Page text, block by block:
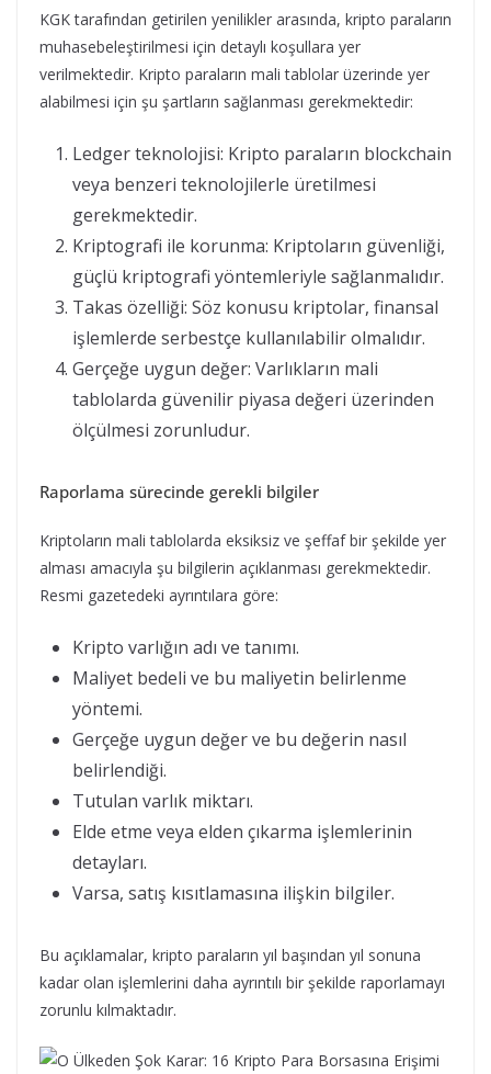
KGK tarafından getirilen yenilikler arasında, kripto paraların
muhasebeleştirilmesi için detaylı koşullara yer
verilmektedir. Kripto paraların mali tablolar üzerinde yer
alabilmesi için şu şartların sağlanması gerekmektedir:
Ledger teknolojisi: Kripto paraların blockchain
veya benzeri teknolojilerle üretilmesi
gerekmektedir.
Kriptografi ile korunma: Kriptoların güvenliği,
güçlü kriptografi yöntemleriyle sağlanmalıdır.
Takas özelliği: Söz konusu kriptolar, finansal
işlemlerde serbestçe kullanılabilir olmalıdır.
Gerçeğe uygun değer: Varlıkların mali
tablolarda güvenilir piyasa değeri üzerinden
ölçülmesi zorunludur.
Raporlama sürecinde gerekli bilgiler
Kriptoların mali tablolarda eksiksiz ve şeffaf bir şekilde yer
alması amacıyla şu bilgilerin açıklanması gerekmektedir.
Resmi gazetedeki ayrıntılara göre:
Kripto varlığın adı ve tanımı.
Maliyet bedeli ve bu maliyetin belirlenme
yöntemi.
Gerçeğe uygun değer ve bu değerin nasıl
belirlendiği.
Tutulan varlık miktarı.
Elde etme veya elden çıkarma işlemlerinin
detayları.
Varsa, satış kısıtlamasına ilişkin bilgiler.
Bu açıklamalar, kripto paraların yıl başından yıl sonuna
kadar olan işlemlerini daha ayrıntılı bir şekilde raporlamayı
zorunlu kılmaktadır.